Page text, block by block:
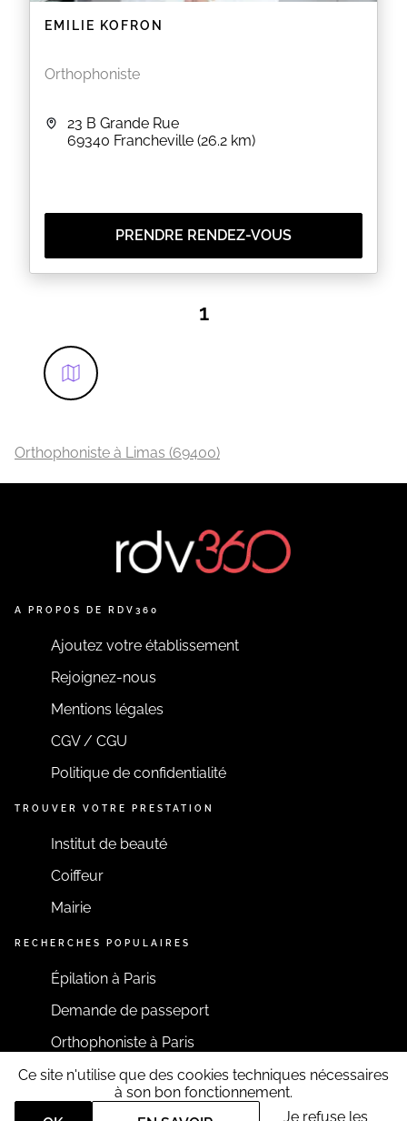
EMILIE KOFRON
Orthophoniste
23 B Grande Rue
69340 Francheville (26.2 km)
PRENDRE RENDEZ-VOUS
1
Orthophoniste à Limas (69400)
A PROPOS DE RDV360
Ajoutez votre établissement
Rejoignez-nous
Mentions légales
CGV / CGU
Politique de confidentialité
TROUVER VOTRE PRESTATION
Institut de beauté
Coiffeur
Mairie
RECHERCHES POPULAIRES
Épilation à Paris
Demande de passeport
Orthophoniste à Paris
RESTONS CONNECTÉS
Ce site n'utilise que des cookies techniques nécessaires
à son bon fonctionnement.
Je refuse les